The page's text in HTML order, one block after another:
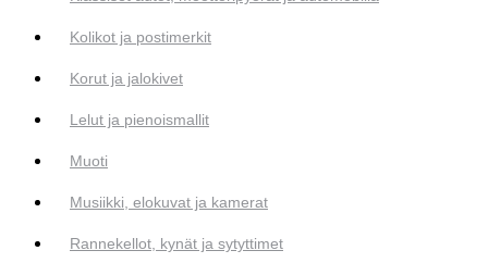
Kolikot ja postimerkit
Korut ja jalokivet
Lelut ja pienoismallit
Muoti
Musiikki, elokuvat ja kamerat
Rannekellot, kynät ja sytyttimet